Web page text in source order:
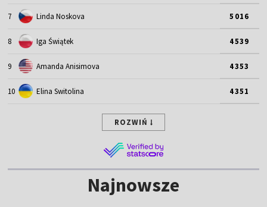
7 Linda Noskova 5016
8 Iga Świątek 4539
9 Amanda Anisimova 4353
10 Elina Switolina 4351
ROZWIŃ
Najnowsze